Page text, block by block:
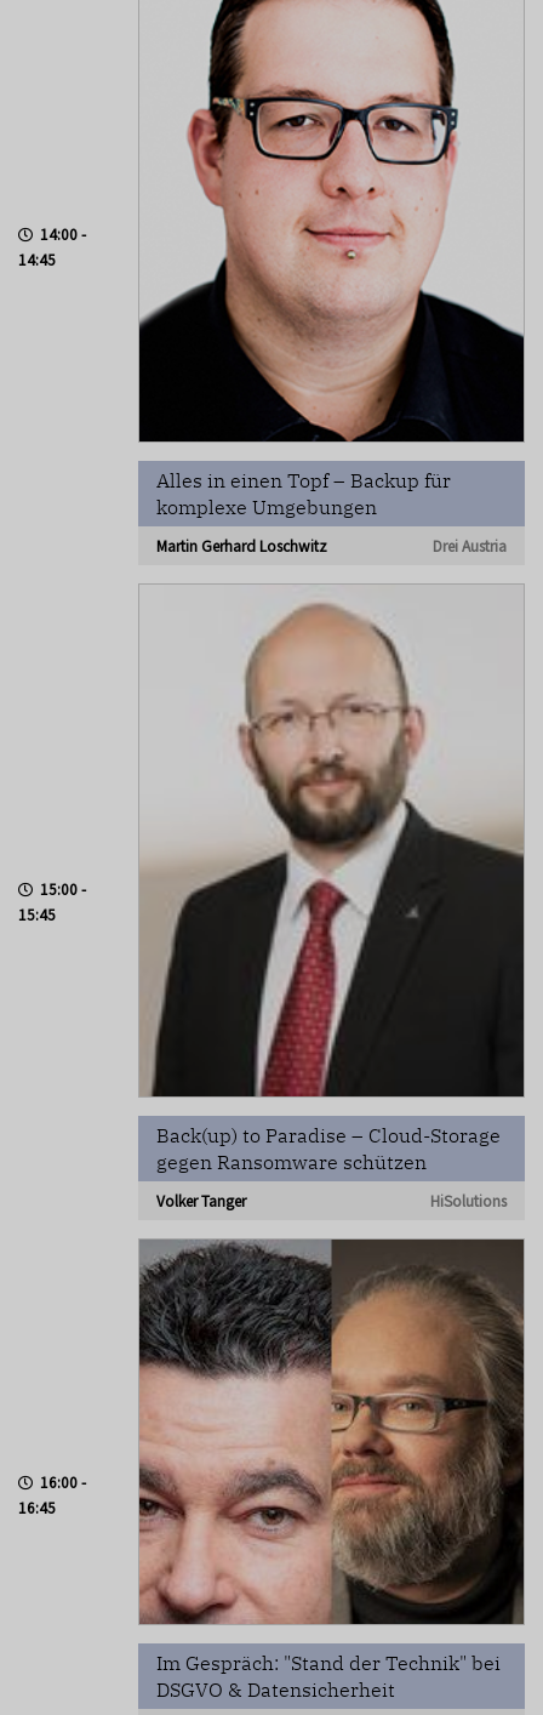
14:00 -
14:45
Alles in einen Topf – Backup für
komplexe Umgebungen
Martin Gerhard Loschwitz Drei Austria
15:00 -
15:45
Back(up) to Paradise – Cloud-Storage
gegen Ransomware schützen
Volker Tanger HiSolutions
16:00 -
16:45
Im Gespräch: "Stand der Technik" bei
DSGVO & Datensicherheit